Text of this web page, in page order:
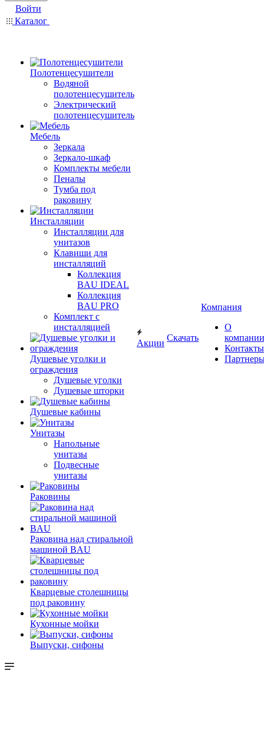
Войти
Каталог
Полотенцесушители
Водяной
полотенцесушитель
Электрический
полотенцесушитель
Мебель
Зеркала
Зеркало-шкаф
Комплекты мебели
Пеналы
Тумба под
раковину
Инсталляции
Инсталляции для
унитазов
Клавиши для
инсталляций
Коллекция
BAU IDEAL
Коллекция
BAU PRO
Комплект с
инсталляцией
Душевые уголки и
ограждения
Душевые уголки
Душевые шторки
Душевые кабины
Унитазы
Напольные
унитазы
Подвесные
унитазы
Раковины
Раковина над стиральной
машиной BAU
Кварцевые столешницы
под раковину
Кухонные мойки
Выпуски, сифоны
Акции
Скачать
Компания
О
компании
Контакты